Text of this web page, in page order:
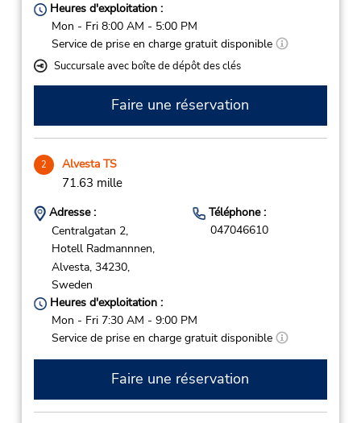
Heures d'exploitation :
Mon - Fri 8:00 AM - 5:00 PM
Service de prise en charge gratuit disponible
Succursale avec boîte de dépôt des clés
Faire une réservation
2 Alvesta TS
71.63 mille
Adresse :
Centralgatan 2,
Hotell Radmannnen,
Alvesta, 34230,
Sweden
Téléphone :
047046610
Heures d'exploitation :
Mon - Fri 7:30 AM - 9:00 PM
Service de prise en charge gratuit disponible
Faire une réservation